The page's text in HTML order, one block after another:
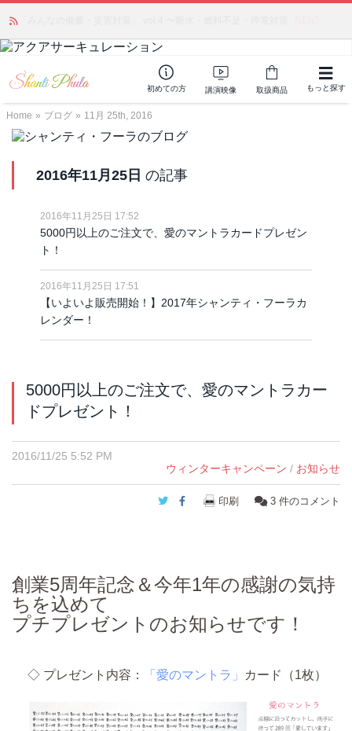
初めての方 講演映像 取扱商品 もっと探す
Home » ブログ » 11月 25th, 2016
2016年11月25日 の記事
2016年11月25日 17:52
5000円以上のご注文で、愛のマントラカードプレゼン
ト！
2016年11月25日 17:51
【いよいよ販売開始！】2017年シャンティ・フーラカ
レンダー！
5000円以上のご注文で、愛のマントラカー
ドプレゼント！
2016/11/25 5:52 PM
ウィンターキャンペーン / お知らせ
Twitter
Facebook
印刷 3 件のコメント
創業5周年記念＆今年1年の感謝の気持
ちを込めて
プチプレゼントのお知らせです！
◇ プレゼント内容： 「愛のマントラ」 カード（1枚）